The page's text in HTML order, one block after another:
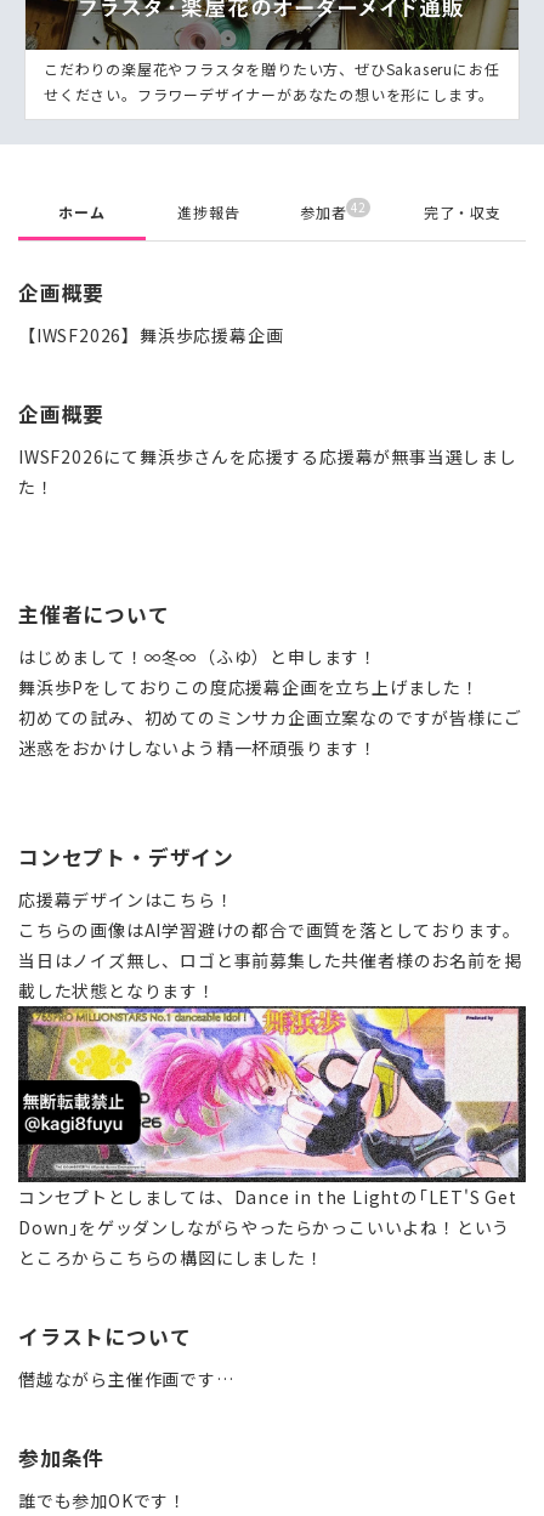
こだわりの楽屋花やフラスタを贈りたい方、ぜひSakaseruにお任
せください。フラワーデザイナーがあなたの想いを形にします。
ホーム 進捗報告 参加者 42 完了・収支
企画概要
【IWSF2026】舞浜歩応援幕企画
企画概要
IWSF2026にて舞浜歩さんを応援する応援幕が無事当選しまし
た！
主催者について
はじめまして！∞冬∞（ふゆ）と申します！
舞浜歩Pをしておりこの度応援幕企画を立ち上げました！
初めての試み、初めてのミンサカ企画立案なのですが皆様にご
迷惑をおかけしないよう精一杯頑張ります！
コンセプト・デザイン
応援幕デザインはこちら！
こちらの画像はAI学習避けの都合で画質を落としております。
当日はノイズ無し、ロゴと事前募集した共催者様のお名前を掲
載した状態となります！
コンセプトとしましては、Dance in the Lightの｢LET'S Get
Down｣をゲッダンしながらやったらかっこいいよね！という
ところからこちらの構図にしました！
イラストについて
僭越ながら主催作画です…
参加条件
誰でも参加OKです！